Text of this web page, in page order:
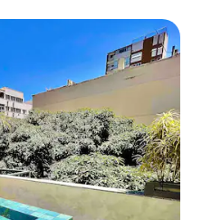
„Odabrali gosti”